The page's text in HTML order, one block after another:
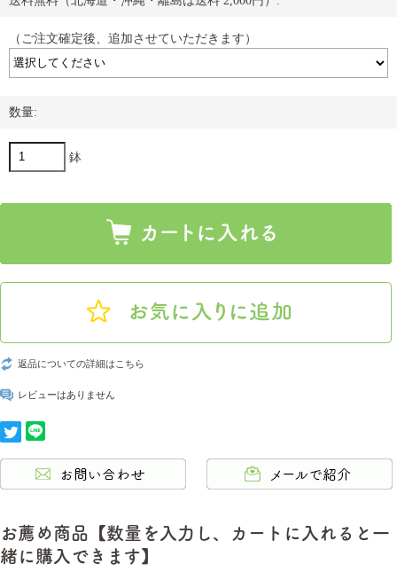
（ご注文確定後、追加させていただきます）
数量:
鉢
返品についての詳細はこちら
レビューはありません
お薦め商品【数量を入力し、カートに入れると一
緒に購入できます】